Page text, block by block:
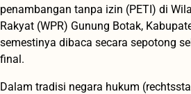
penambangan tanpa izin (PETI) di
Rakyat (WPR) Gunung Botak,
semestinya dibaca secara sepotong
final.
Dalam tradisi negara hukum